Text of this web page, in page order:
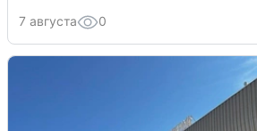
7 августа 0